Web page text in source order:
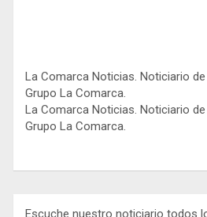
La Comarca Noticias. Noticiario
Grupo La Comarca.
La Comarca Noticias. Noticiario
Grupo La Comarca.
Escuche nuestro noticiario todos